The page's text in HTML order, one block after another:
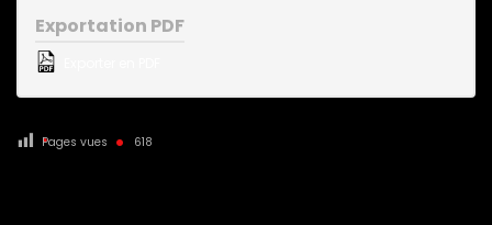
Exportation PDF
Pages vues 618